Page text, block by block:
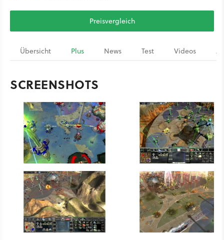
Preisvergleich
Übersicht Plus News Test Videos
SCREENSHOTS